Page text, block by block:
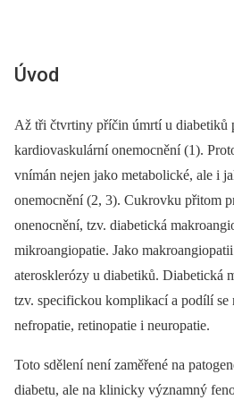
Úvod
Až tři čtvrtiny příčin úmrtí u diabetiků
kardiovaskulární onemocnění (1).
vnímán nejen jako metabolické, ale i
onemocnění (2, 3). Cukrovku přitom
onenocnění, tzv. diabetická
mikroangiopatie. Jako
aterosklerózy u diabetiků. Diabetická
tzv. specifickou komplikací a podílí se
nefropatie, retinopatie i neuropatie.
Toto sdělení není zaměřené na
diabetu, ale na klinicky významný